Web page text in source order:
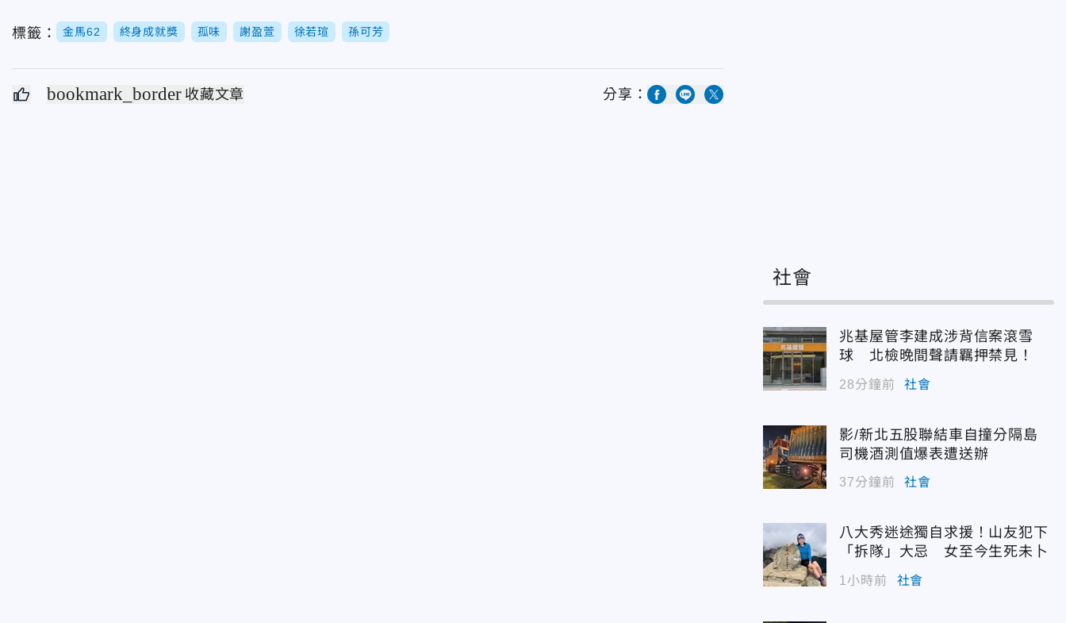
標籤： 金馬62 終身成就獎 孤味 謝盈萱 徐若瑄 孫可芳
bookmark_border 收藏文章 分享：
社會
兆基屋管李建成涉背信案滾雪
球 北檢晚間聲請羈押禁見！
28分鐘前 社會
影/新北五股聯結車自撞分隔島
司機酒測值爆表遭送辦
37分鐘前 社會
八大秀迷途獨自求援！山友犯下
「拆隊」大忌 女至今生死未卜
1小時前 社會